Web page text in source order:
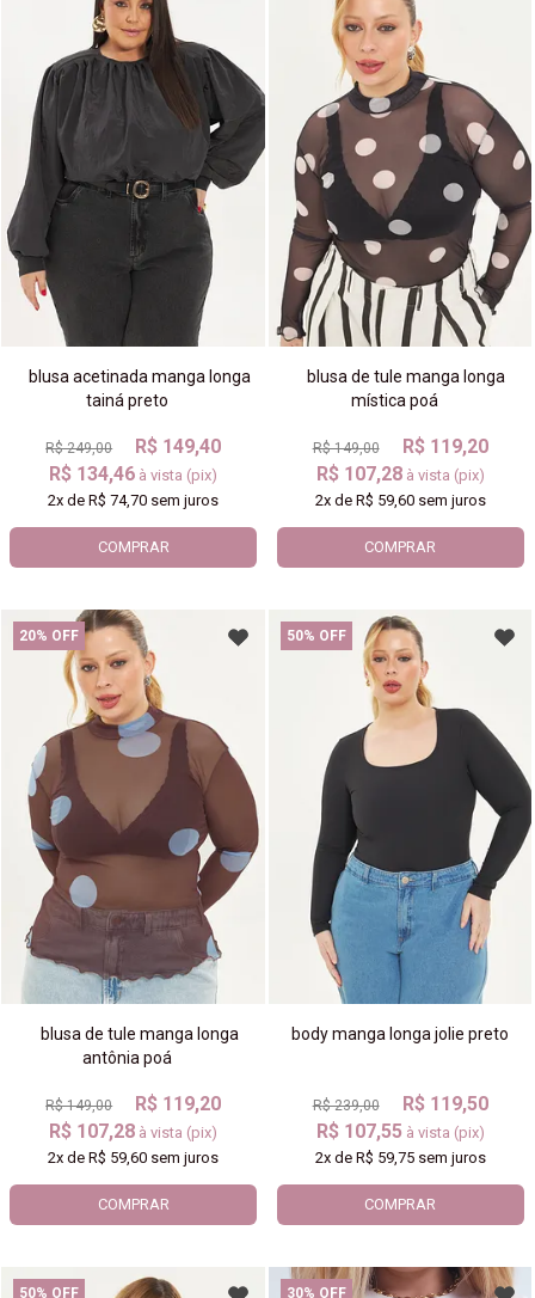
blusa acetinada manga longa
tainá preto
R$ 249,00
R$ 149,40
R$ 134,46 à vista (pix)
2x deR$ 74,70 sem juros
COMPRAR
blusa de tule manga longa
mística poá
R$ 149,00
R$ 119,20
R$ 107,28 à vista (pix)
2xde R$ 59,60sem juros
COMPRAR
20% OFF
blusa de tule manga longa
antônia poá
R$ 149,00
R$ 119,20
R$ 107,28 à vista (pix)
2x deR$ 59,60 sem juros
COMPRAR
50% OFF
body manga longa jolie preto
R$ 239,00
R$ 119,50
R$ 107,55 à vista (pix)
2xde R$ 59,75sem juros
COMPRAR
50% OFF 30% OFF